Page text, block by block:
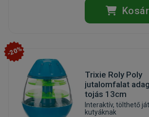
-20%
Trixie Roly Poly
jutalomfalat
tojás 13cm
Interaktív, tölthető
kutyáknak